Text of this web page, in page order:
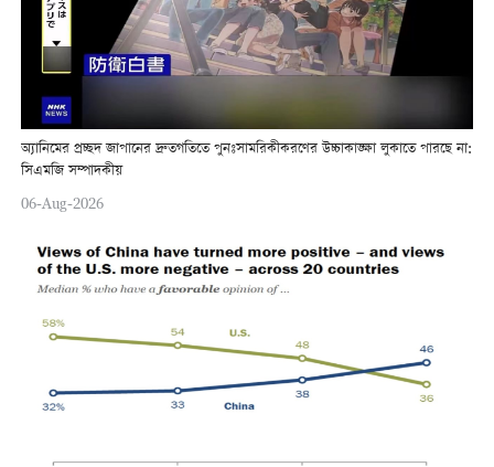
অ্যানিমের প্রচ্ছদ জাপানের দ্রুতগতিতে পুনঃসামরিকীকরণের উচ্চাকাঙ্ক্ষা লুকাতে পারছে না:
সিএমজি সম্পাদকীয়
06-Aug-2026